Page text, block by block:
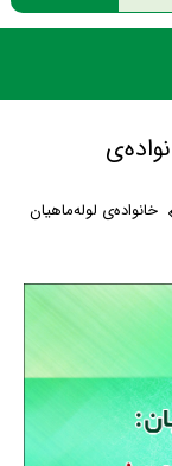
خانواده‌ی لوله‌ماهیان